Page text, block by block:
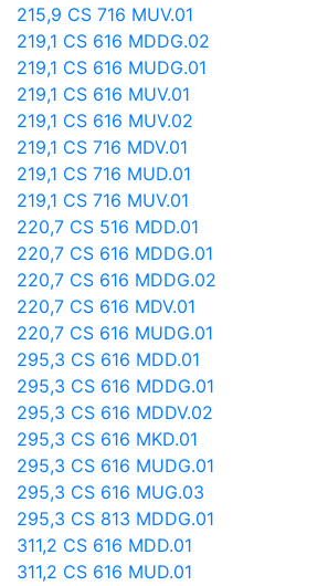
215,9 CS 716 MUV.01
219,1 CS 616 MDDG.02
219,1 CS 616 MUDG.01
219,1 CS 616 MUV.01
219,1 CS 616 MUV.02
219,1 CS 716 MDV.01
219,1 CS 716 MUD.01
219,1 CS 716 MUV.01
220,7 CS 516 MDD.01
220,7 CS 616 MDDG.01
220,7 CS 616 MDDG.02
220,7 CS 616 MDV.01
220,7 CS 616 MUDG.01
295,3 CS 616 MDD.01
295,3 CS 616 MDDG.01
295,3 CS 616 MDDV.02
295,3 CS 616 MKD.01
295,3 CS 616 MUDG.01
295,3 CS 616 MUG.03
295,3 CS 813 MDDG.01
311,2 CS 616 MDD.01
311,2 CS 616 MUD.01